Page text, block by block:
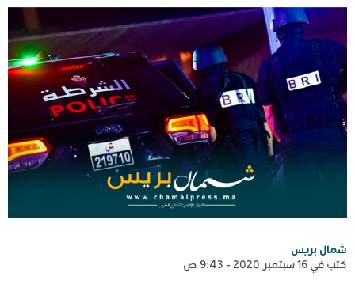
شمال بريس
كتب في 16 سبتمبر 2020 - 9:43 ص